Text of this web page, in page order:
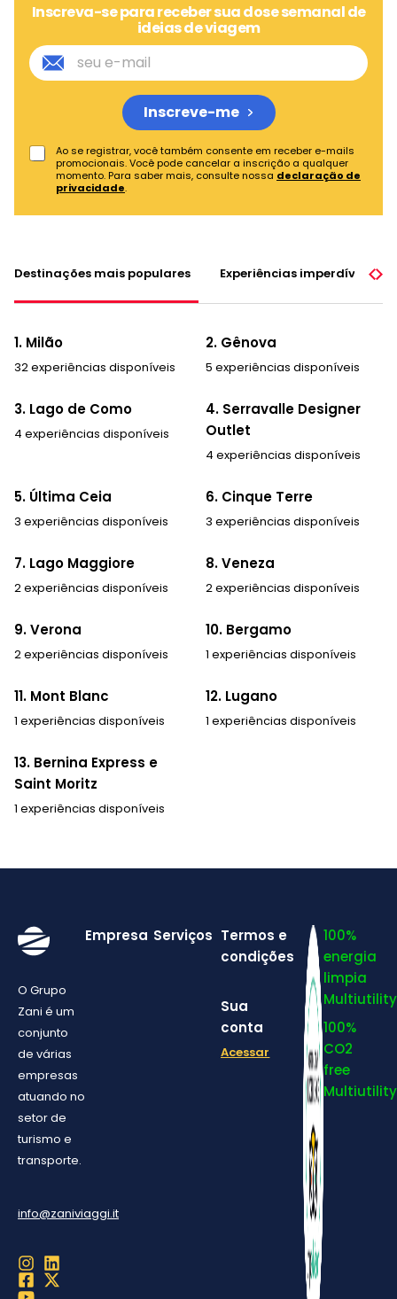
Inscreva-se para receber sua dose semanal de
ideias de viagem
Ao se registrar, você também consente em receber e-mails
promocionais. Você pode cancelar a inscrição a qualquer
momento. Para saber mais, consulte nossa declaração de
privacidade.
Inscreve-me
Destinações mais populares Experiências imperdíveis
1. Milão
32 experiências disponíveis
2. Gênova
5 experiências disponíveis
3. Lago de Como
4 experiências disponíveis
4. Serravalle Designer
Outlet
4 experiências disponíveis
5. Última Ceia
3 experiências disponíveis
6. Cinque Terre
3 experiências disponíveis
7. Lago Maggiore
2 experiências disponíveis
8. Veneza
2 experiências disponíveis
9. Verona
2 experiências disponíveis
10. Bergamo
1 experiências disponíveis
11. Mont Blanc
1 experiências disponíveis
12. Lugano
1 experiências disponíveis
13. Bernina Express e
Saint Moritz
1 experiências disponíveis
O Grupo
Zani é um
conjunto
de várias
empresas
atuando no
setor de
turismo e
transporte.
info@zaniviaggi.it
Empresa Serviços Termos e
condições
Sua
conta
Acessar
100%
energia
limpia
Multiutility
100%
CO2
free
Multiutility